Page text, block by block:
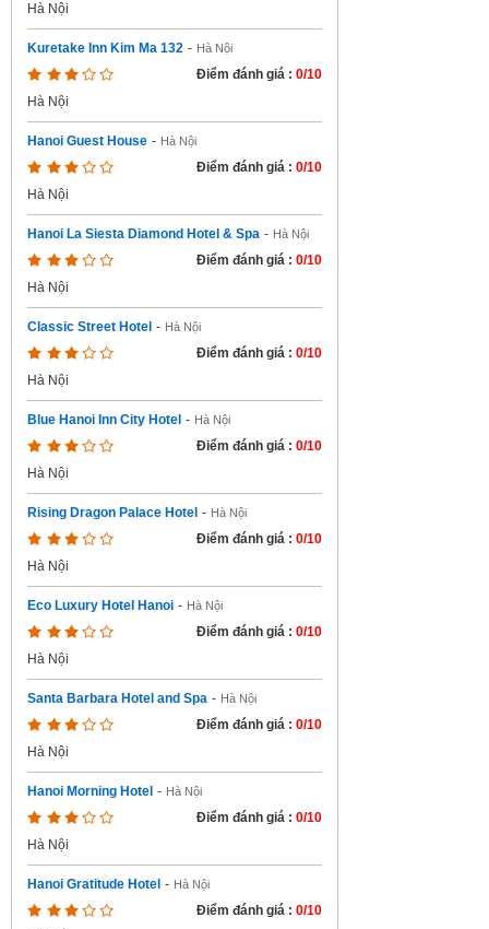
Hà Nội
Kuretake Inn Kim Ma 132 - Hà Nội
Điểm đánh giá : 0/10
Hà Nội
Hanoi Guest House - Hà Nội
Điểm đánh giá : 0/10
Hà Nội
Hanoi La Siesta Diamond Hotel & Spa - Hà Nội
Điểm đánh giá : 0/10
Hà Nội
Classic Street Hotel - Hà Nội
Điểm đánh giá : 0/10
Hà Nội
Blue Hanoi Inn City Hotel - Hà Nội
Điểm đánh giá : 0/10
Hà Nội
Rising Dragon Palace Hotel - Hà Nội
Điểm đánh giá : 0/10
Hà Nội
Eco Luxury Hotel Hanoi - Hà Nội
Điểm đánh giá : 0/10
Hà Nội
Santa Barbara Hotel and Spa - Hà Nội
Điểm đánh giá : 0/10
Hà Nội
Hanoi Morning Hotel - Hà Nội
Điểm đánh giá : 0/10
Hà Nội
Hanoi Gratitude Hotel - Hà Nội
Điểm đánh giá : 0/10